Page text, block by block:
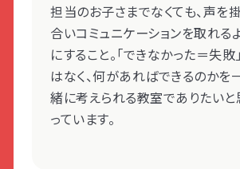
担当のお子さまでなくても、声を
合いコミュニケーションを取れる
にすること。「できなかった＝失敗
はなく、何があればできるのかを
緒に考えられる教室でありたいと
っています。